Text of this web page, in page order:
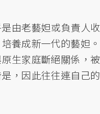
由老藝妲或負責人收
養成新一代的藝妲。
生家庭斷絕關係，被
，因此往往連自己的